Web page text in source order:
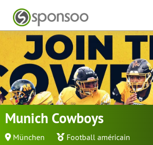
Munich Cowboys
München Football américain